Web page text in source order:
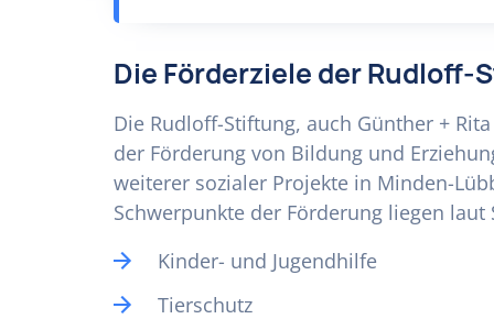
Die Förderziele der Rudloff-
Die Rudloff-Stiftung, auch Günther +
der Förderung von Bildung und
weiterer sozialer Projekte in Minden-
Schwerpunkte der Förderung liegen
Kinder- und Jugendhilfe
Tierschutz